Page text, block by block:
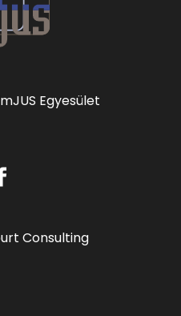
Egyesület
Consulting